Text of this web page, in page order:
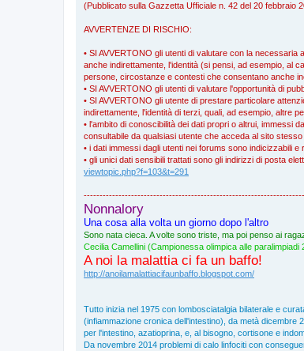
(Pubblicato sulla Gazzetta Ufficiale n. 42 del 20 febbraio
AVVERTENZE DI RISCHIO:
• SI AVVERTONO gli utenti di valutare con la
anche indirettamente, l'identità (si pensi, ad esempio, al
persone, circostanze e contesti che consentano anche
• SI AVVERTONO gli utenti di valutare l'opportunità di
• SI AVVERTONO gli utente di prestare particolare
indirettamente, l'identità di terzi, quali, ad esempio, altre
• l'ambito di conoscibilità dei dati propri o altrui, immessi
consultabile da qualsiasi utente che acceda al sito
• i dati immessi dagli utenti nei forums sono indicizzabili
• gli unici dati sensibili trattati sono gli indirizzi di posta
viewtopic.php?f=103&t=291
Nonnalory
Una cosa alla volta un giorno dopo l'altro
Sono nata cieca. A volte sono triste, ma poi penso ai
Cecilia Camellini (Campionessa olimpica alle paralimpiadi
A noi la malattia ci fa un baffo!
http://anoilamalattiacifaunbaffo.blogspot.com/
Tutto inizia nel 1975 con lombosciatalgia bilaterale e
(infiammazione cronica dell'intestino), da metà dicembre
per l'intestino, azatioprina, e, al bisogno, cortisone e
Da novembre 2014 problemi di calo linfociti con